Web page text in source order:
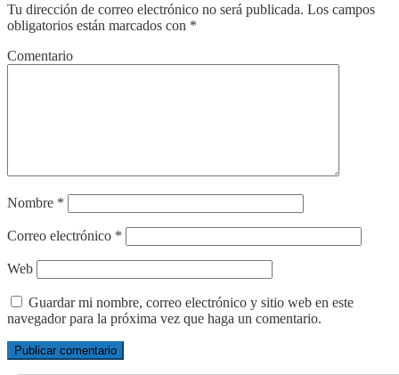
Tu dirección de correo electrónico no será publicada. Los campos
obligatorios están marcados con *
Comentario
Nombre *
Correo electrónico *
Web
Guardar mi nombre, correo electrónico y sitio web en este
navegador para la próxima vez que haga un comentario.